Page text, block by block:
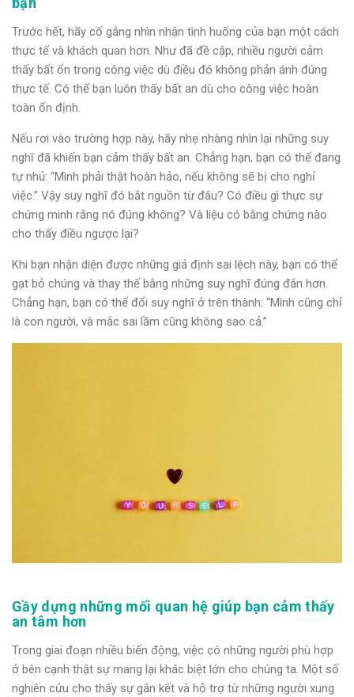
Trước hết, hãy cố gắng nhìn nhận tình huống của bạn một cách
thực tế và khách quan hơn. Như đã đề cập, nhiều người cảm
thấy bất ổn trong công việc dù điều đó không phản ánh đúng
thực tế. Có thể bạn luôn thấy bất an dù cho công việc hoàn
toàn ổn định.
Nếu rơi vào trường hợp này, hãy nhẹ nhàng nhìn lại những suy
nghĩ đã khiến bạn cảm thấy bất an. Chẳng hạn, bạn có thể đang
tự nhủ: “Mình phải thật hoàn hảo, nếu không sẽ bị cho nghỉ
việc.” Vậy suy nghĩ đó bắt nguồn từ đâu? Có điều gì thực sự
chứng minh rằng nó đúng không? Và liệu có bằng chứng nào
cho thấy điều ngược lại?
Khi bạn nhận diện được những giả định sai lệch này, bạn có thể
gạt bỏ chúng và thay thế bằng những suy nghĩ đúng đắn hơn.
Chẳng hạn, bạn có thể đổi suy nghĩ ở trên thành: “Mình cũng chỉ
là con người, và mắc sai lầm cũng không sao cả.”
Gầy dựng những mối quan hệ giúp bạn cảm thấy
an tâm hơn
Trong giai đoạn nhiều biến động, việc có những người phù hợp
ở bên cạnh thật sự mang lại khác biệt lớn cho chúng ta. Một số
nghiên cứu cho thấy sự gắn kết và hỗ trợ từ những người xung